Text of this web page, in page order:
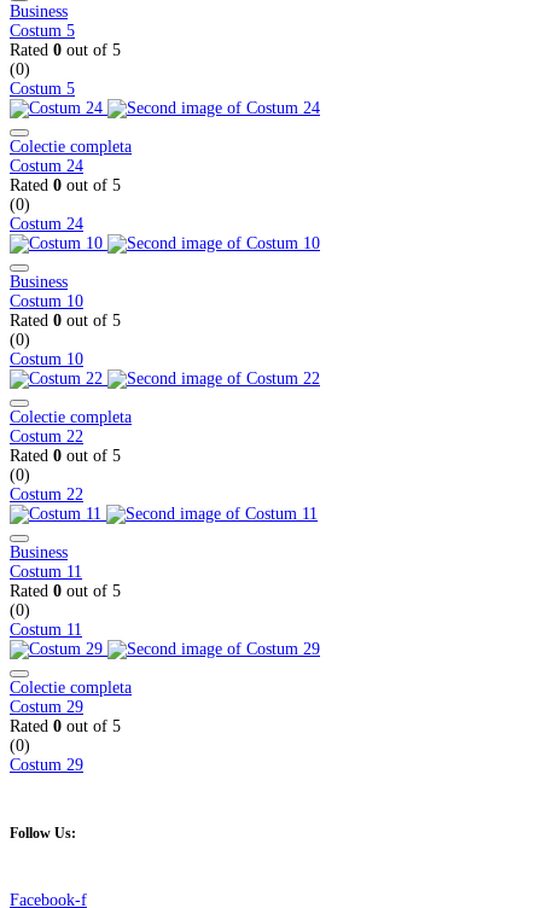
Business
Costum 5
Rated 0 out of 5
(0)
Costum 5
Colectie completa
Costum 24
Rated 0 out of 5
(0)
Costum 24
Business
Costum 10
Rated 0 out of 5
(0)
Costum 10
Colectie completa
Costum 22
Rated 0 out of 5
(0)
Costum 22
Business
Costum 11
Rated 0 out of 5
(0)
Costum 11
Colectie completa
Costum 29
Rated 0 out of 5
(0)
Costum 29
Follow Us:
Facebook-f